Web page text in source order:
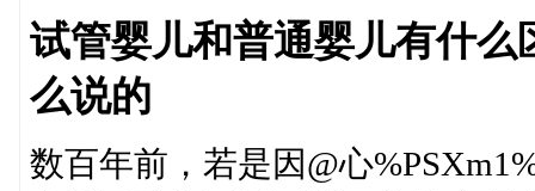
试管婴儿和普通婴儿有什
么说的
数百年前，若是因@心